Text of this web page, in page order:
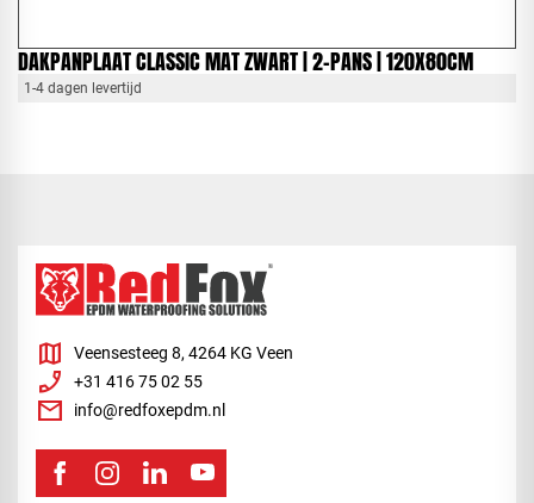
DAKPANPLAAT CLASSIC MAT ZWART | 2-PANS | 120X80CM
1-4 dagen levertijd
map Veensesteeg 8, 4264 KG Veen
phone_enabled +31 416 75 02 55
mail info@redfoxepdm.nl